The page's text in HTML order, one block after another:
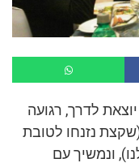
יוצאת לדרך, רגועה
נזנחו לטובת
ונמשיך עם